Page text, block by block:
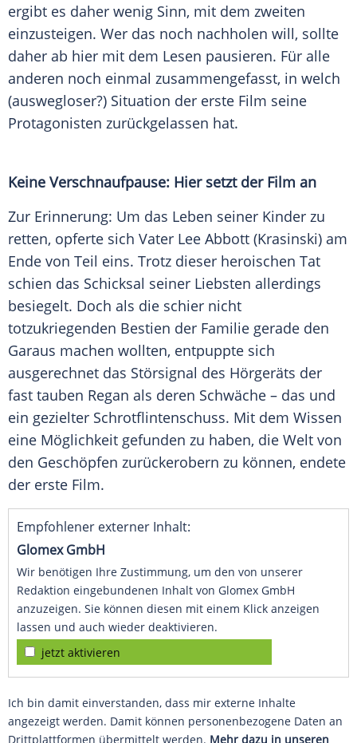
ergibt es daher wenig Sinn, mit dem zweiten
einzusteigen. Wer das noch nachholen will, sollte
daher ab hier mit dem Lesen pausieren. Für alle
anderen noch einmal zusammengefasst, in welch
(auswegloser?) Situation der erste Film seine
Protagonisten zurückgelassen hat.
Keine Verschnaufpause: Hier setzt der Film an
Zur Erinnerung: Um das Leben seiner Kinder zu
retten, opferte sich Vater Lee Abbott (Krasinski) am
Ende von Teil eins. Trotz dieser heroischen Tat
schien das Schicksal seiner Liebsten allerdings
besiegelt. Doch als die schier nicht
totzukriegenden Bestien der Familie gerade den
Garaus machen wollten, entpuppte sich
ausgerechnet das Störsignal des Hörgeräts der
fast tauben Regan als deren Schwäche – das und
ein gezielter Schrotflintenschuss. Mit dem Wissen
eine Möglichkeit gefunden zu haben, die Welt von
den Geschöpfen zurückerobern zu können, endete
der erste Film.
Empfohlener externer Inhalt:
Glomex GmbH
Wir benötigen Ihre Zustimmung, um den von unserer
Redaktion eingebundenen Inhalt von Glomex GmbH
anzuzeigen. Sie können diesen mit einem Klick anzeigen
lassen und auch wieder deaktivieren.
jetzt aktivieren
Ich bin damit einverstanden, dass mir externe Inhalte
angezeigt werden. Damit können personenbezogene Daten an
Drittplattformen übermittelt werden. Mehr dazu in unseren